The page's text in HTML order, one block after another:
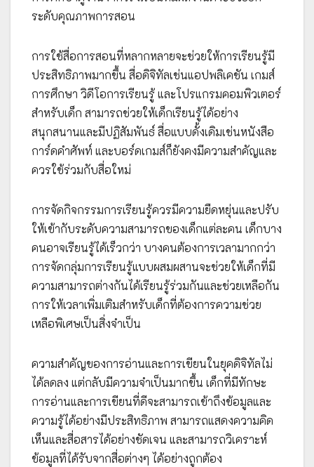
ระดับคุณภาพการสอน
การใช้สื่อการสอนที่หลากหลายจะช่วยให้การเรียนรู้มี
ประสิทธิภาพมากขึ้น สื่อดิจิทัลเช่นแอปพลิเคชัน เกมส์
การศึกษา วิดีโอการเรียนรู้ และโปรแกรมคอมพิวเตอร์
สำหรับเด็ก สามารถช่วยให้เด็กเรียนรู้ได้อย่าง
สนุกสนานและมีปฏิสัมพันธ์ สื่อแบบดั้งเดิมเช่นหนังสือ
การ์ดคำศัพท์ และบอร์ดเกมส์ก็ยังคงมีความสำคัญและ
ควรใช้ร่วมกับสื่อใหม่
การจัดกิจกรรมการเรียนรู้ควรมีความยืดหยุ่นและปรับ
ให้เข้ากับระดับความสามารถของเด็กแต่ละคน เด็กบาง
คนอาจเรียนรู้ได้เร็วกว่า บางคนต้องการเวลามากกว่า
การจัดกลุ่มการเรียนรู้แบบผสมผสานจะช่วยให้เด็กที่มี
ความสามารถต่างกันได้เรียนรู้ร่วมกันและช่วยเหลือกัน
การให้เวลาเพิ่มเติมสำหรับเด็กที่ต้องการความช่วย
เหลือพิเศษเป็นสิ่งจำเป็น
ความสำคัญของการอ่านและการเขียนในยุคดิจิทัลไม่
ได้ลดลง แต่กลับมีความจำเป็นมากขึ้น เด็กที่มีทักษะ
การอ่านและการเขียนที่ดีจะสามารถเข้าถึงข้อมูลและ
ความรู้ได้อย่างมีประสิทธิภาพ สามารถแสดงความคิด
เห็นและสื่อสารได้อย่างชัดเจน และสามารถวิเคราะห์
ข้อมูลที่ได้รับจากสื่อต่างๆ ได้อย่างถูกต้อง